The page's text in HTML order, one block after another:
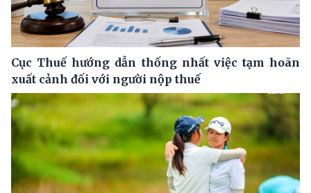
Cục Thuế hướng dẫn thống nhất việc tạm hoãn
xuất cảnh đối với người nộp thuế